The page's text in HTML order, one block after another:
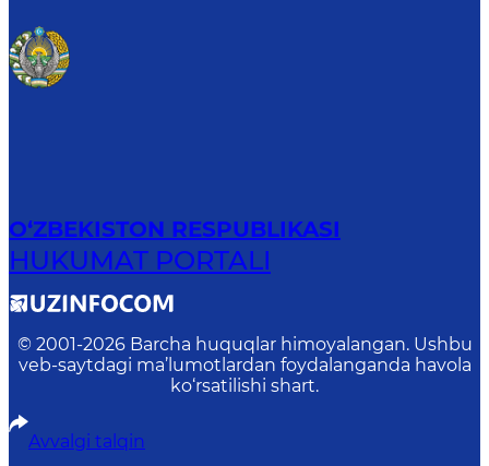
O‘ZBEKISTON RESPUBLIKASI
HUKUMAT PORTALI
© 2001-2026 Barcha huquqlar himoyalangan. Ushbu
veb-saytdagi ma’lumotlardan foydalanganda havola
ko‘rsatilishi shart.
Avvalgi talqin